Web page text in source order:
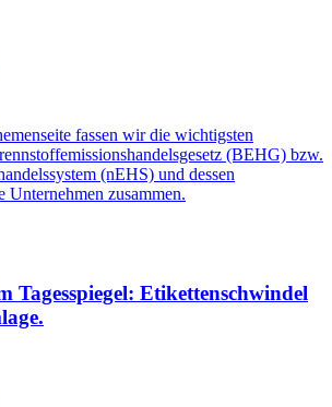
fassen wir die wichtigsten
(BEHG) bzw.
(nEHS) und dessen
zusammen.
Tagesspiegel: Etikettenschwindel